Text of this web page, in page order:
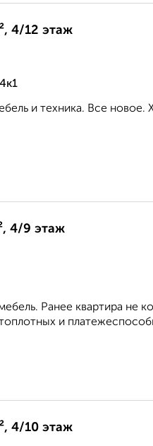
4/12 этаж
и техника. Все
4/9 этаж
Ранее квартира не
и
4/10 этаж